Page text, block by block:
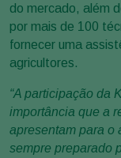
do mercado, além
por mais de 100
fornecer uma
agricultores.
“A participação da
importância que a
apresentam para o
sempre preparado